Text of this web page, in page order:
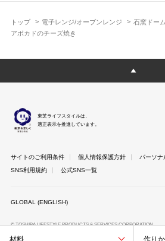
材料 作り
トップ 電子レンジ/オーブンレンジ
石窯ドー
アボカドのチーズ焼き
東芝ライフスタイルは、
適正表示を推進しています。
サイトのご利用条件 個人情報保護方針
パーソナ
SNS利用規約
公式SNS一覧
GLOBAL (ENGLISH)
© TOSHIBA LIFESTYLE PRODUCTS & SERVICES CORPORATION